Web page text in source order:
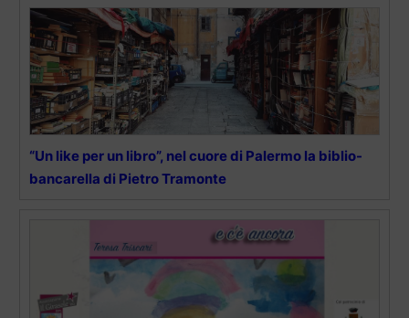
“Un like per un libro”, nel cuore di Palermo la biblio-
bancarella di Pietro Tramonte